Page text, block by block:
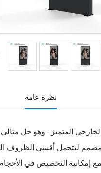
نظرة عامة
المتميز - وهو حل
مع إمكانية التخصيص في